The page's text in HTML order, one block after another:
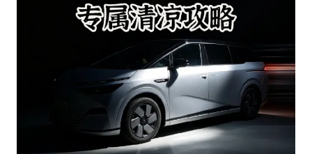
车内降温秘笈。远程预冷，上车即清凉这